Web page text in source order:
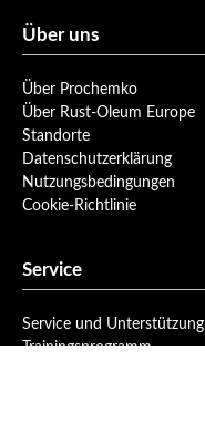
Über uns
Über Prochemko
Über Rust-Oleum Europe
Standorte
Datenschutzerklärung
Nutzungsbedingungen
Cookie-Richtlinie
Service
Service und Unterstützung
Trainingsprogramm